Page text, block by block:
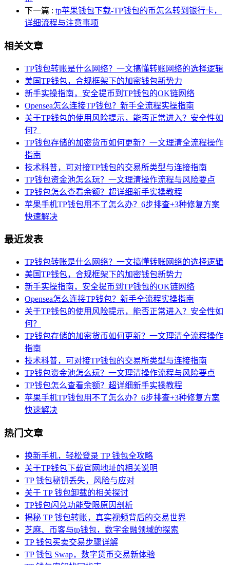
下一篇 : tp苹果钱包下载-TP钱包的币怎么转到银行卡，
详细流程与注意事项
相关文章
TP钱包转账是什么网络？一文搞懂转账网络的选择逻辑
美国TP钱包，合规框架下的加密钱包新势力
新手实操指南，安全提币到TP钱包的OK链网络
Opensea怎么连接TP钱包？新手全流程实操指南
关于TP钱包的使用风险提示，能否正常进入？安全性如
何？
TP钱包存储的加密货币如何更新？一文理清全流程操作
指南
技术科普，可对接TP钱包的交易所类型与连接指南
TP钱包资金池怎么玩？一文理清操作流程与风险要点
TP钱包怎么查看余额？超详细新手实操教程
苹果手机TP钱包用不了怎么办？6步排查+3种修复方案
快速解决
最近发表
TP钱包转账是什么网络？一文搞懂转账网络的选择逻辑
美国TP钱包，合规框架下的加密钱包新势力
新手实操指南，安全提币到TP钱包的OK链网络
Opensea怎么连接TP钱包？新手全流程实操指南
关于TP钱包的使用风险提示，能否正常进入？安全性如
何？
TP钱包存储的加密货币如何更新？一文理清全流程操作
指南
技术科普，可对接TP钱包的交易所类型与连接指南
TP钱包资金池怎么玩？一文理清操作流程与风险要点
TP钱包怎么查看余额？超详细新手实操教程
苹果手机TP钱包用不了怎么办？6步排查+3种修复方案
快速解决
热门文章
换新手机，轻松登录 TP 钱包全攻略
关于TP钱包下载官网地址的相关说明
TP 钱包秘钥丢失，风险与应对
关于 TP 钱包卸载的相关探讨
TP钱包闪兑功能受限原因剖析
揭秘 TP 钱包转账，真实视频背后的交易世界
芝麻、币客与tp钱包，数字金融领域的探索
TP 钱包买卖交易步骤详解
TP 钱包 Swap，数字货币交易新体验